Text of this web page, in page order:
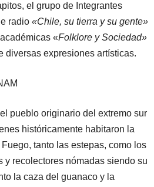
el grupo de Integrantes
radio «Chile, su tierra y su gente»
«Folklore y Sociedad»
diversas expresiones artísticas.
pueblo originario del extremo sur
históricamente habitaron la
tanto las estepas, como los
y recolectores nómadas siendo su
la caza del guanaco y la